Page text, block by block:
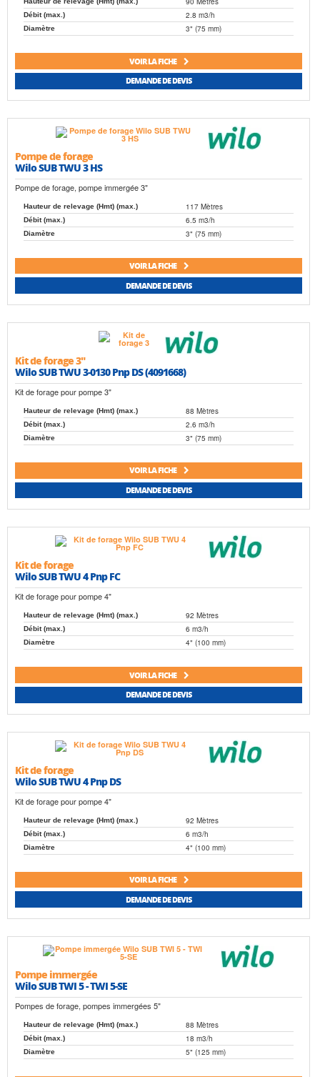
Débit (max.) 2.8 m3/h
Diamètre 3" (75 mm)
VOIR LA FICHE
DEMANDE DE DEVIS
Pompe de forage
Wilo SUB TWU 3 HS
Pompe de forage, pompe immergée 3"
Hauteur de relevage (Hmt) (max.) 117 Mètres
Débit (max.) 6.5 m3/h
Diamètre 3" (75 mm)
VOIR LA FICHE
DEMANDE DE DEVIS
Kit de forage 3"
Wilo SUB TWU 3-0130 Pnp DS (4091668)
Kit de forage pour pompe 3"
Hauteur de relevage (Hmt) (max.) 88 Mètres
Débit (max.) 2.6 m3/h
Diamètre 3" (75 mm)
VOIR LA FICHE
DEMANDE DE DEVIS
Kit de forage
Wilo SUB TWU 4 Pnp FC
Kit de forage pour pompe 4"
Hauteur de relevage (Hmt) (max.) 92 Mètres
Débit (max.) 6 m3/h
Diamètre 4" (100 mm)
VOIR LA FICHE
DEMANDE DE DEVIS
Kit de forage
Wilo SUB TWU 4 Pnp DS
Kit de forage pour pompe 4"
Hauteur de relevage (Hmt) (max.) 92 Mètres
Débit (max.) 6 m3/h
Diamètre 4" (100 mm)
VOIR LA FICHE
DEMANDE DE DEVIS
Pompe immergée
Wilo SUB TWI 5 - TWI 5-SE
Pompes de forage, pompes immergées 5"
Hauteur de relevage (Hmt) (max.) 88 Mètres
Débit (max.) 18 m3/h
Diamètre 5" (125 mm)